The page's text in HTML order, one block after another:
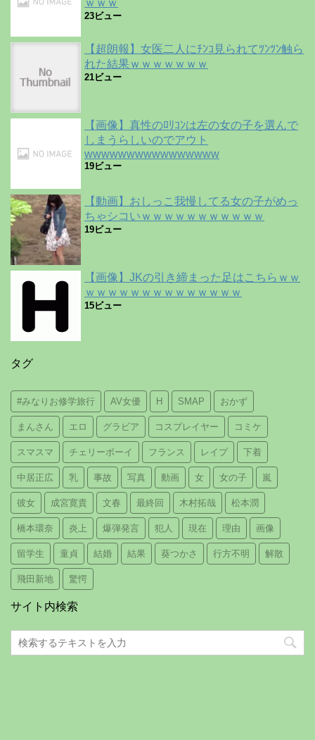
23ビュー
【超朗報】女医二人にﾁﾝｺ見られてﾂﾝﾂﾝ触ら
れた結果ｗｗｗｗｗｗｗ
21ビュー
【画像】真性のﾛﾘｺﾝは左の女の子を選んで
しまうらしいのでアウト
wwwwwwwwwwwwwwww
19ビュー
【動画】おしっこ我慢してる女の子がめっ
ちゃシコいｗｗｗｗｗｗｗｗｗｗｗ
19ビュー
【画像】JKの引き締まった足はこちらｗｗ
ｗｗｗｗｗｗｗｗｗｗｗｗｗｗ
15ビュー
タグ
#みなりお修学旅行 AV女優 H SMAP おかず
まんさん エロ グラビア コスプレイヤー コミケ
スマスマ チェリーボーイ フランス レイプ 下着
中居正広 乳 事故 写真 動画 女 女の子 嵐
彼女 成宮寛貴 文春 最終回 木村拓哉 松本潤
橋本環奈 炎上 爆弾発言 犯人 現在 理由 画像
留学生 童貞 結婚 結果 葵つかさ 行方不明 解散
飛田新地 驚愕
サイト内検索